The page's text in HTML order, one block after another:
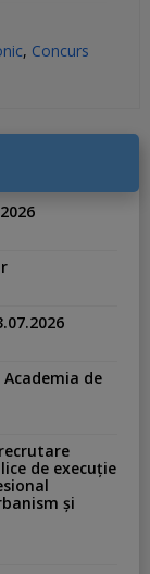
, Concurs
de
recrutare
de execuție
și